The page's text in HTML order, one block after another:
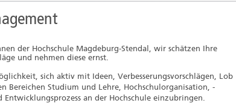
der Hochschule Magdeburg-Stendal, wir schätzen Ihre
und nehmen diese ernst.
sich aktiv mit Ideen, Verbesserungsvorschlägen, Lob
Bereichen Studium und Lehre, Hochschulorganisation, -
an der Hochschule einzubringen.